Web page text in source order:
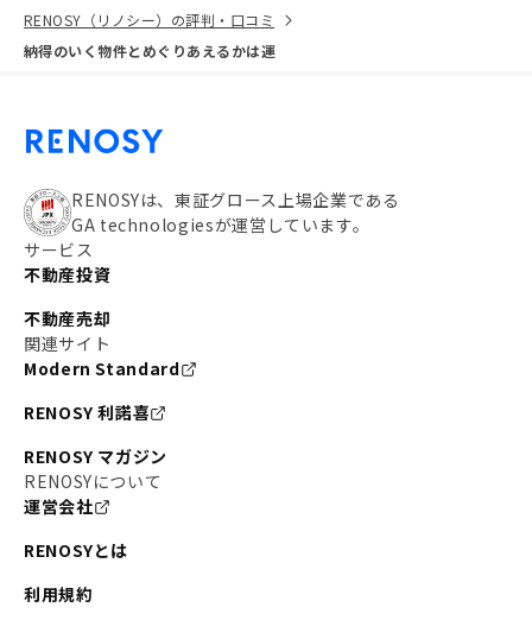
RENOSY（リノシー）の評判・口コミ
納得のいく物件とめぐりあえるかは運
RENOSYは、東証グロース上場企業である
GA technologiesが運営しています。
サービス
不動産投資
不動産売却
関連サイト
Modern Standard
RENOSY 利諾喜
RENOSY マガジン
RENOSYについて
運営会社
RENOSYとは
利用規約